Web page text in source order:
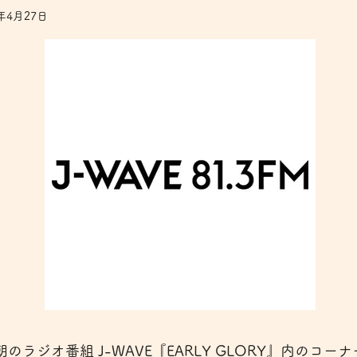
4月27日
のラジオ番組 J-WAVE『EARLY GLORY』内のコーナ